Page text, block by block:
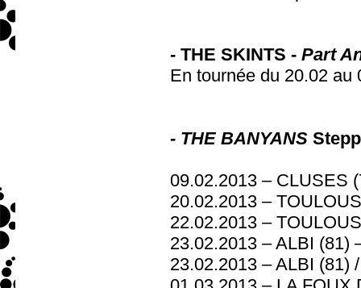
- THE SKINTS - Part
En tournée du 20.02 au
- THE BANYANS
09.02.2013 – CLUSES
20.02.2013 –
22.02.2013 –
23.02.2013 – ALBI (81)
23.02.2013 – ALBI (81)